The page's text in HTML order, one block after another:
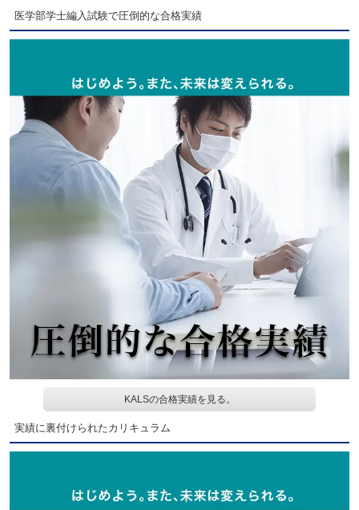
医学部学士編入試験で圧倒的な合格実績
KALSの合格実績を見る。
実績に裏付けられたカリキュラム